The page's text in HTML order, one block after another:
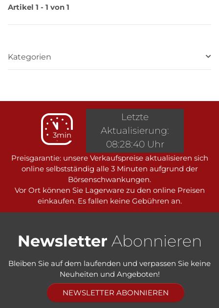
Artikel 1 - 1 von 1
Kategorien
3min
Preisgarantie: unsere Verkaufspreise aktualisieren sich
online selbstständig alle 3 Minuten aufgrund der
Börsenschwankungen.
Vor Ort können Sie Lagerware zu den online Preisen
einkaufen. Es fallen keine Gebühren an.
Letzte
Aktualisierung:
08:28:40 Uhr
Newsletter Abonnieren
Bleiben Sie auf dem laufenden und verpassen Sie keine
Neuheiten und Angeboten!
NEWSLETTER ABONNIEREN